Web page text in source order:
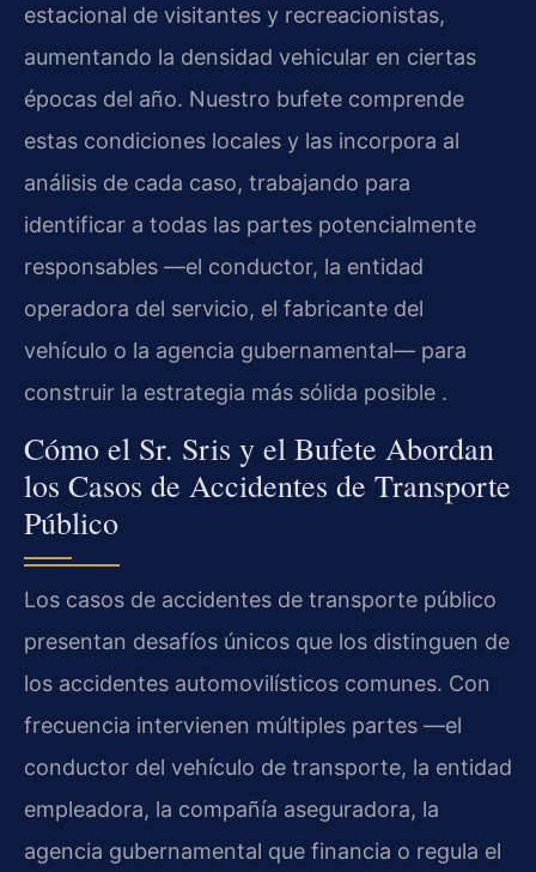
estacional de visitantes y recreacionistas,
aumentando la densidad vehicular en ciertas
épocas del año. Nuestro bufete comprende
estas condiciones locales y las incorpora al
análisis de cada caso, trabajando para
identificar a todas las partes potencialmente
responsables —el conductor, la entidad
operadora del servicio, el fabricante del
vehículo o la agencia gubernamental— para
construir la estrategia más sólida posible .
Cómo el Sr. Sris y el Bufete Abordan
los Casos de Accidentes de Transporte
Público
Los casos de accidentes de transporte público
presentan desafíos únicos que los distinguen de
los accidentes automovilísticos comunes. Con
frecuencia intervienen múltiples partes —el
conductor del vehículo de transporte, la entidad
empleadora, la compañía aseguradora, la
agencia gubernamental que financia o regula el